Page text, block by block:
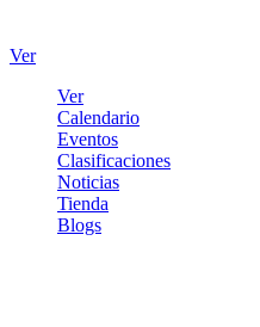
Ver
Ver
Calendario
Eventos
Clasificaciones
Noticias
Tienda
Blogs